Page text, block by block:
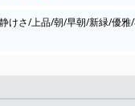
けさ/上品/朝/早朝/新緑/優